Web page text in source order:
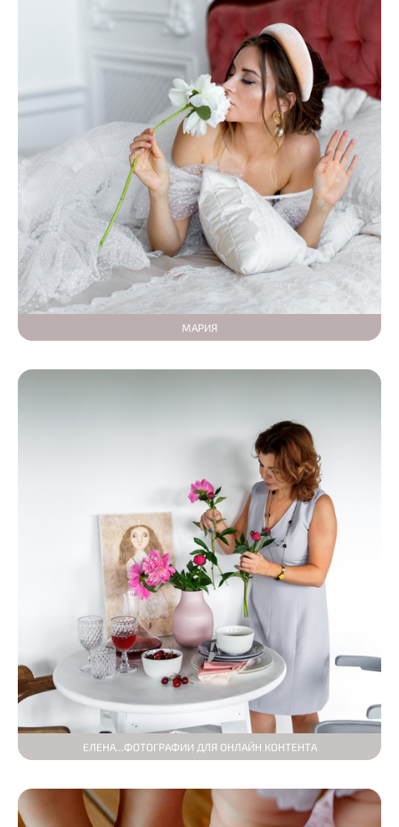
МАРИЯ
ЕЛЕНА...ФОТОГРАФИИ ДЛЯ ОНЛАЙН КОНТЕНТА